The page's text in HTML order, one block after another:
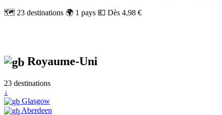
🗺️ 23 destinations 🌍 1 pays 💶 Dès 4,98 €
Royaume-Uni
23 destinations
↓
Glasgow
Aberdeen